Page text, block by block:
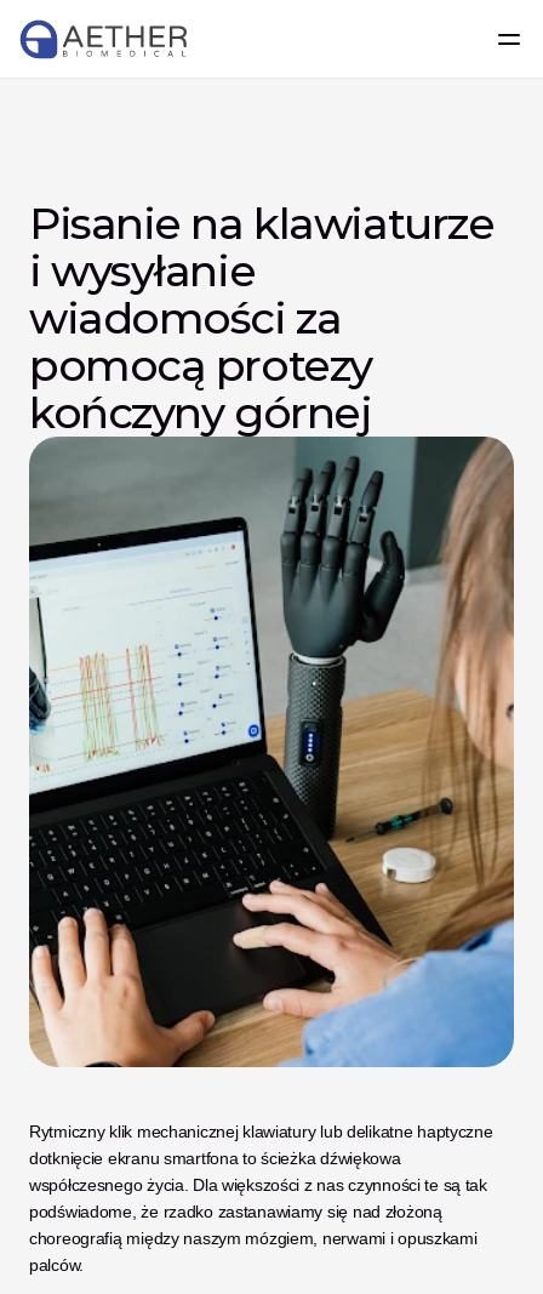
Pisanie na klawiaturze
i wysyłanie
wiadomości za
pomocą protezy
kończyny górnej
Rytmiczny klik mechanicznej klawiatury lub delikatne haptyczne
dotknięcie ekranu smartfona to ścieżka dźwiękowa
współczesnego życia. Dla większości z nas czynności te są tak
podświadome, że rzadko zastanawiamy się nad złożoną
choreografią między naszym mózgiem, nerwami i opuszkami
palców.